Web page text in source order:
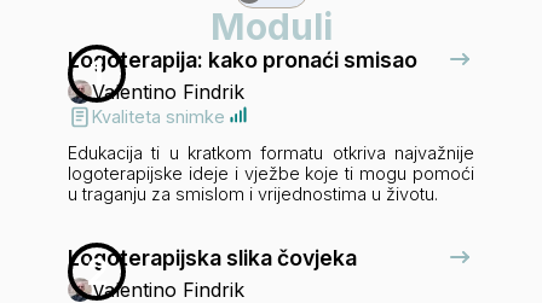
Moduli
1
Logoterapija: kako pronaći smisao
Valentino Findrik
Kvaliteta snimke
Edukacija ti u kratkom formatu otkriva najvažnije
logoterapijske ideje i vježbe koje ti mogu pomoći
u traganju za smislom i vrijednostima u životu.
2
Logoterapijska slika čovjeka
Valentino Findrik